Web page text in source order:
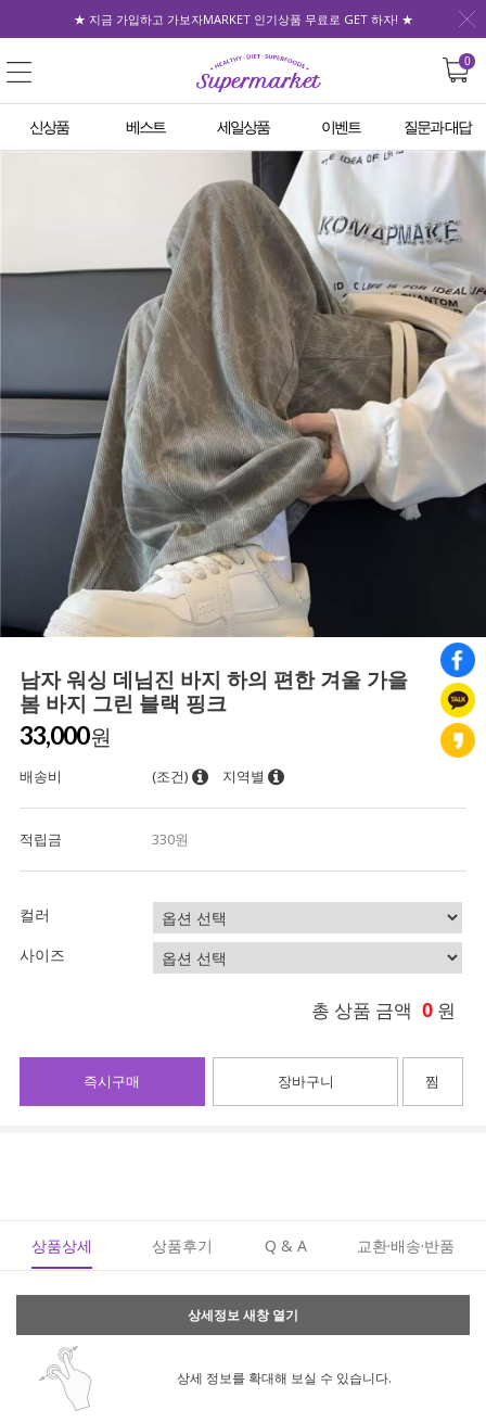
★ 지금 가입하고 가보자MARKET 인기상품 무료로 GET 하자! ★
0
신상품 베스트 세일상품 이벤트 질문과 대답
남자 워싱 데님진 바지 하의 편한 겨울 가을
봄 바지 그린 블랙 핑크
33,000원
배송비 (조건) 지역별
적립금 330원
컬러
사이즈
총 상품 금액 0 원
즉시구매 장바구니 찜
상품상세 상품후기 Q & A 교환·배송·반품
상세정보 새창 열기
상세 정보를 확대해 보실 수 있습니다.